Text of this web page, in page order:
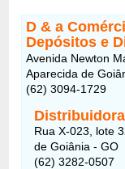
D & a
Depósitos e
Avenida Newton
Aparecida de
(62) 3094-1729
Rua X-023, lote
de Goiânia - GO
(62) 3282-0507